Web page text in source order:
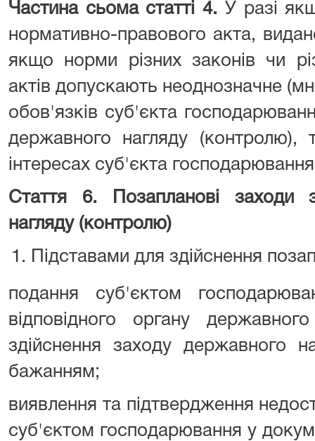
Частина сьома статті 4. У разі
нормативно-правового акта,
якщо норми різних законів чи
актів допускають неоднозначне
обов'язків суб'єкта
державного нагляду (контролю),
інтересах суб'єкта
Стаття 6. Позапланові заходи
нагляду (контролю)
Підставами для здійснення
подання суб'єктом
відповідного органу
здійснення заходу державного
бажанням;
виявлення та підтвердження
суб'єктом господарювання у